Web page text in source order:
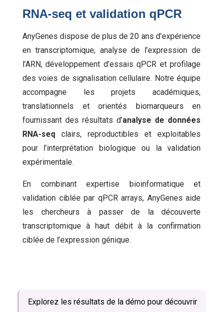
RNA-seq et validation qPCR
AnyGenes dispose de plus de 20 ans d’expérience
en transcriptomique, analyse de l’expression de
l’ARN, développement d’essais qPCR et profilage
des voies de signalisation cellulaire. Notre équipe
accompagne les projets académiques,
translationnels et orientés biomarqueurs en
fournissant des résultats d’analyse de données
RNA-seq clairs, reproductibles et exploitables
pour l’interprétation biologique ou la validation
expérimentale.
En combinant expertise bioinformatique et
validation ciblée par qPCR arrays, AnyGenes aide
les chercheurs à passer de la découverte
transcriptomique à haut débit à la confirmation
ciblée de l’expression génique.
Explorez les résultats de la démo pour découvrir